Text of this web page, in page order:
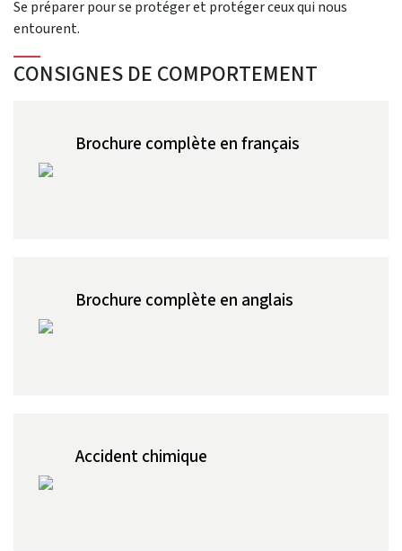
Se préparer pour se protéger et protéger ceux qui nous
entourent.
CONSIGNES DE COMPORTEMENT
Brochure complète en français
Brochure complète en anglais
Accident chimique